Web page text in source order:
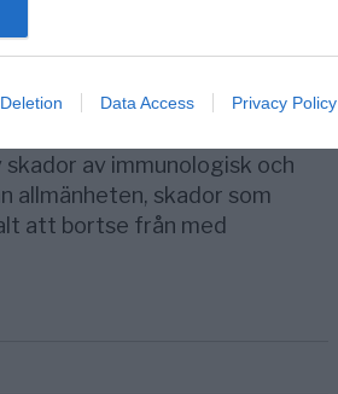
Data Access Privacy Policy
om Pandemrix och
talesman
var inte mer skadlig
personer fick av vaccinet
av immunologisk och
allmänheten, skador som
att bortse från med